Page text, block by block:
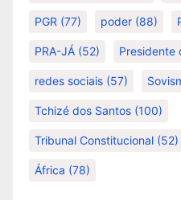
PGR (77) poder (88)
PRA-JÁ (52) Presidente
redes sociais (57)
Tchizé dos Santos (100)
Tribunal Constitucional (52)
África (78)